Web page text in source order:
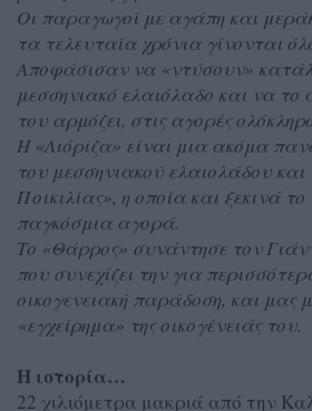
Οι παραγωγοί με αγάπη και
τα τελευταία χρόνια γίνονται
Αποφάσισαν να «ντύσουν»
μεσσηνιακό ελαιόλαδο και να το
του αρμόζει, στις αγορές
Η «Λιόριζα» είναι μια ακόμα
του μεσσηνιακού ελαιολάδου και
Ποικιλίας», η οποία και ξεκινά το
παγκόσμια αγορά.
Το «Θάρρος» συνάντησε τον
που συνεχίζει την για
οικογενειακή παράδοση, και μας
«εγχείρημα» της οικογένειάς του.
Η ιστορία…
22 χιλιόμετρα μακριά από την